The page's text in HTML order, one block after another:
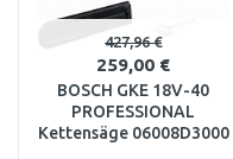
427,96 €
259,00 €
BOSCH GKE 18V-40
PROFESSIONAL
Kettensäge 06008D3000